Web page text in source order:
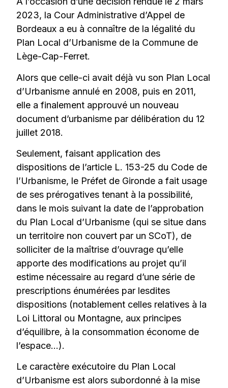
2023, la Cour Administrative d’Appel de
Bordeaux a eu à connaître de la légalité du
Plan Local d’Urbanisme de la Commune de
Lège-Cap-Ferret.
Alors que celle-ci avait déjà vu son Plan Local
d’Urbanisme annulé en 2008, puis en 2011,
elle a finalement approuvé un nouveau
document d’urbanisme par délibération du 12
juillet 2018.
Seulement, faisant application des
dispositions de l’article L. 153-25 du Code de
l’Urbanisme, le Préfet de Gironde a fait usage
de ses prérogatives tenant à la possibilité,
dans le mois suivant la date de l’approbation
du Plan Local d’Urbanisme (qui se situe dans
un territoire non couvert par un SCoT), de
solliciter de la maîtrise d’ouvrage qu’elle
apporte des modifications au projet qu’il
estime nécessaire au regard d’une série de
prescriptions énumérées par lesdites
dispositions (notablement celles relatives à la
Loi Littoral ou Montagne, aux principes
d’équilibre, à la consommation économe de
l’espace…).
Le caractère exécutoire du Plan Local
d’Urbanisme est alors subordonné à la mise